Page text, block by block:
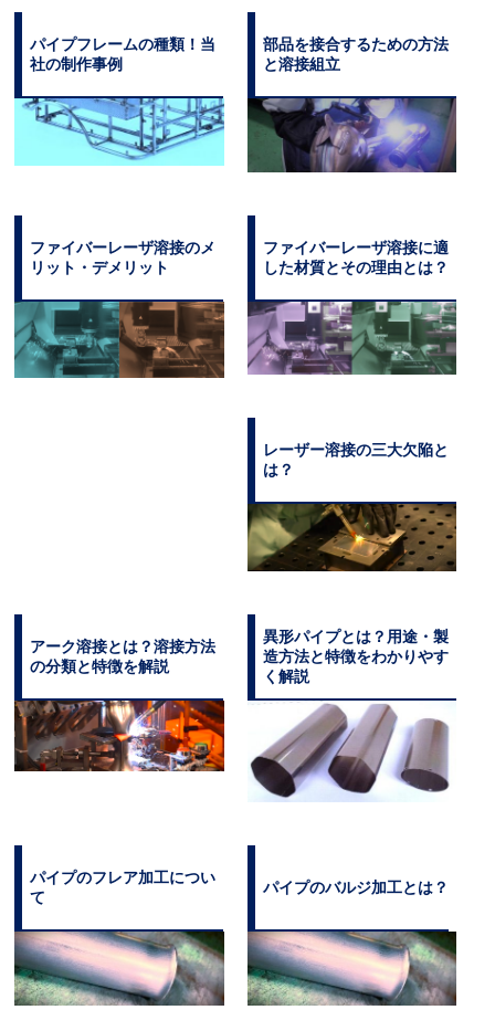
パイプフレームの種類！当
社の制作事例
部品を接合するための方法
と溶接組立
ファイバーレーザ溶接のメ
リット・デメリット
ファイバーレーザ溶接に適
した材質とその理由とは？
レーザー溶接の三大欠陥と
は？
アーク溶接とは？溶接方法
の分類と特徴を解説
異形パイプとは？用途・製
造方法と特徴をわかりやす
く解説
パイプのフレア加工につい
て
パイプのバルジ加工とは？